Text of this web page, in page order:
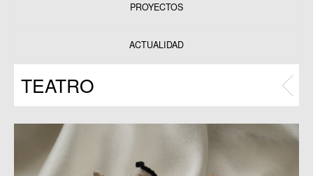
PROYECTOS
Programas
ACTUALIDAD
TEATRO